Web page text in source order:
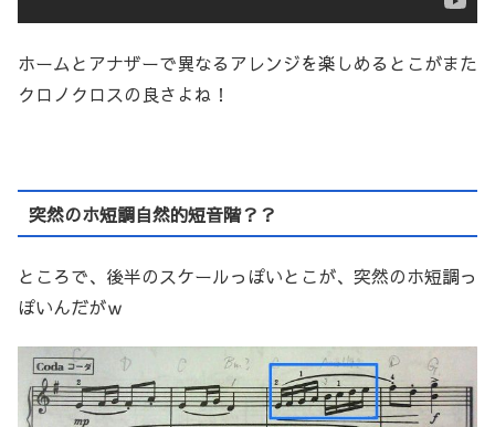
ホームとアナザーで異なるアレンジを楽しめるとこがまた
クロノクロスの良さよね！
突然のホ短調自然的短音階？？
ところで、後半のスケールっぽいとこが、突然のホ短調っ
ぽいんだがｗ